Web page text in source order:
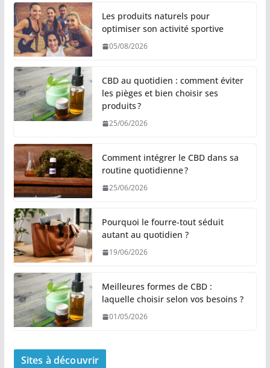
Les produits naturels pour
optimiser son activité sportive
05/08/2026
CBD au quotidien : comment éviter
les pièges et bien choisir ses
produits ?
25/06/2026
Comment intégrer le CBD dans sa
routine quotidienne ?
25/06/2026
Pourquoi le fourre-tout séduit
autant au quotidien ?
19/06/2026
Meilleures formes de CBD :
laquelle choisir selon vos besoins ?
01/05/2026
Sites à découvrir